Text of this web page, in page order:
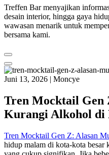
Treffen Bar menyajikan
desain interior, hingga gaya
wawasan menarik untuk
bersama kami.
Juni 13, 2026 | Moncye
Tren Mocktail Gen
Kurangi Alkohol di
Tren Mocktail Gen Z: Alasan
hidup malam di kota-kota besar